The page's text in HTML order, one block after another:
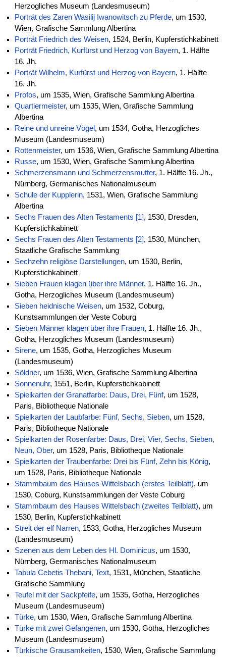
Herzogliches Museum (Landesmuseum)
Porträt des Zaren Wasilij Iwanowitsch zu Pferde, um 1530,
Wien, Grafische Sammlung Albertina
Porträt Friedrich des Weisen, 1524, Berlin, Kupferstichkabinett
Porträt Friedrich, Kurfürst und Herzog von Bayern, 1. Hälfte
16. Jh.
Porträt Wilhelm, Kurfürst und Herzog von Bayern, 1. Hälfte
16. Jh.
Profos, um 1535, Wien, Grafische Sammlung Albertina
Quartiermeister, um 1535, Wien, Grafische Sammlung
Albertina
Reine und unreine Vögel , um 1534, Gotha, Herzogliches
Museum (Landesmuseum)
Rottenmeister, um 1536, Wien, Grafische Sammlung Albertina
Russe, um 1530, Wien, Grafische Sammlung Albertina
Schmerzensmann und Schmerzensmutter, 1. Hälfte 16. Jh.,
Nürnberg, Germanisches Nationalmuseum
Schule der Kupplerin, 1531, Wien, Grafische Sammlung
Albertina
Sechs Frauen des Alten Testaments [1], 1530, Dresden,
Kupferstichkabinett
Sechs Frauen des Alten Testaments [2], 1530, München,
Staatliche Grafische Sammlung
Sechzehn religiöse Darstellungen, um 1530, Berlin,
Kupferstichkabinett
Sieben Frauen klagen über ihre Männer, 1. Hälfte 16. Jh.,
Gotha, Herzogliches Museum (Landesmuseum)
Sieben heidnische Weisen, um 1532, Coburg,
Kunstsammlungen der Veste Coburg
Sieben Männer klagen über ihre Frauen, 1. Hälfte 16. Jh.,
Gotha, Herzogliches Museum (Landesmuseum)
Sirene, um 1535, Gotha, Herzogliches Museum
(Landesmuseum)
Söldner, um 1536, Wien, Grafische Sammlung Albertina
Sonnenuhr, 1551, Berlin, Kupferstichkabinett
Spielkarten der Granatfarbe: Daus, Drei, Fünf, um 1528,
Paris, Bibliotheque Nationale
Spielkarten der Laubfarbe: Fünf, Sechs, Sieben, um 1528,
Paris, Bibliotheque Nationale
Spielkarten der Rosenfarbe: Daus, Drei, Vier, Sechs, Sieben,
Neun, Ober, um 1528, Paris, Bibliotheque Nationale
Spielkarten der Traubenfarbe: Drei bis Fünf, Zehn bis König,
um 1528, Paris, Bibliotheque Nationale
Stammbaum des Hauses Wittelsbach (erstes Teilblatt), um
1530, Coburg, Kunstsammlungen der Veste Coburg
Stammbaum des Hauses Wittelsbach (zweites Teilblatt), um
1530, Berlin, Kupferstichkabinett
Streit der elf Narren, 1533, Gotha, Herzogliches Museum
(Landesmuseum)
Szenen aus dem Leben des Hl. Dominicus, um 1530,
Nürnberg, Germanisches Nationalmuseum
Tabula Cebetis Thebani, Text, 1531, München, Staatliche
Grafische Sammlung
Teufel mit der Sackpfeife, um 1535, Gotha, Herzogliches
Museum (Landesmuseum)
Türke, um 1530, Wien, Grafische Sammlung Albertina
Türke mit zwei Gefangenen, um 1530, Gotha, Herzogliches
Museum (Landesmuseum)
Türkische Grausamkeiten, 1530, Wien, Grafische Sammlung